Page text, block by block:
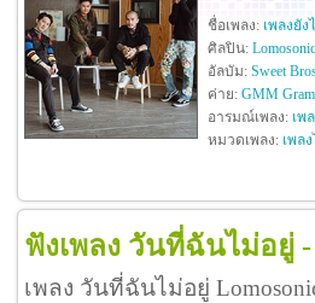
ชื่อเพลง: เพลงยัง
ศิลปิน: Lomosonic
อัลบัม: Sweet
ค่าย: GMM
อารมณ์เพลง: เพ
หมวดเพลง: เพล
ฟังเพลง วันที่ฉันไม่อยู่ -
เพลง วันที่ฉันไม่อยู่